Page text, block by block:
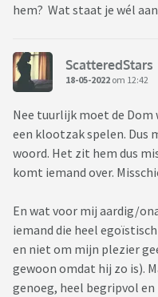
hem? Wat staat je wél
ScatteredStars
18-05-2022 om 12:42
Nee tuurlijk moet de
een klootzak spelen. Dus
woord. Het zit hem dus
komt iemand over.
En wat voor mij aardig/
iemand die heel
en niet om mijn plezier
gewoon omdat hij zo is).
genoeg, heel begripvol